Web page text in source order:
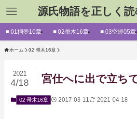
源氏物語を正しく
■ 01桐壺10章 ■ 02帚木16章 ■ 03空蝉05章
ホーム 02 帚木16章
宮仕へに出で立ち
2021
4/18
02 帚木16章 2017-03-11 2021-04-18